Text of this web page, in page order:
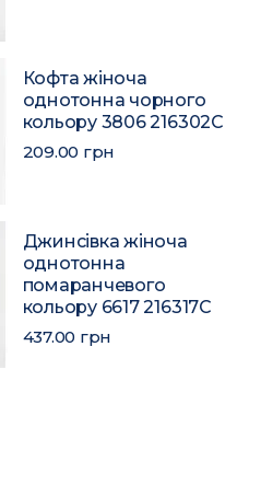
Кофта жіноча
однотонна чорного
кольору 3806 216302C
209.00 грн
Джинсівка жіноча
однотонна
помаранчевого
кольору 6617 216317C
437.00 грн